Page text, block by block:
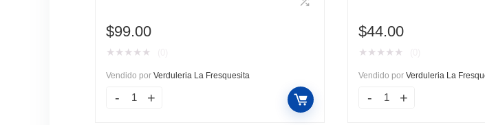
$99.00
★ ★ ★ ★ ★
Vendido por Verduleria La Fresquesita
$44.00
★ ★ ★ ★ ★
Vendido por Verduleria La